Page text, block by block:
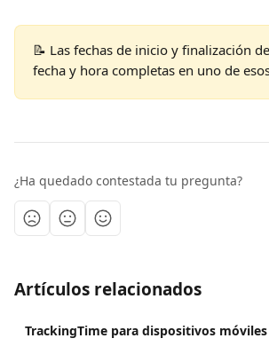
📝 Las fechas de inicio y finalización
fecha y hora completas en uno de
¿Ha quedado contestada tu pregunta?
Artículos relacionados
TrackingTime para dispositivos móviles